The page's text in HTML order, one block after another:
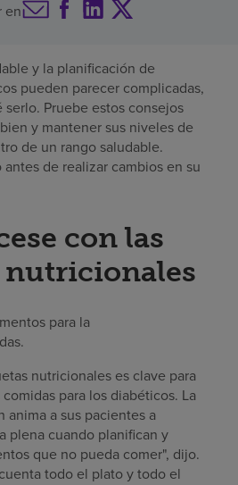
en
y la planificación de
pueden parecer complicadas,
Pruebe estos consejos
y mantener sus niveles de
de un rango saludable.
de realizar cambios en su
con las
nutricionales
nutricionales es clave para
para los diabéticos. La
anima a sus pacientes a
plena cuando planifican y
que no pueda comer", dijo.
todo el plato y todo el